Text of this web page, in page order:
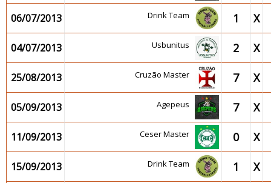
06/07/2013 Drink Team 1 X
04/07/2013 Usbunitus 2 X
25/08/2013 Cruzão Master 7 X
05/09/2013 Agepeus 7 X
11/09/2013 Ceser Master 0 X
15/09/2013 Drink Team 1 X